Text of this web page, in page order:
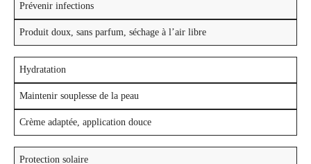
Prévenir infections
Produit doux, sans parfum, séchage à l’air libre
Hydratation
Maintenir souplesse de la peau
Crème adaptée, application douce
Protection solaire